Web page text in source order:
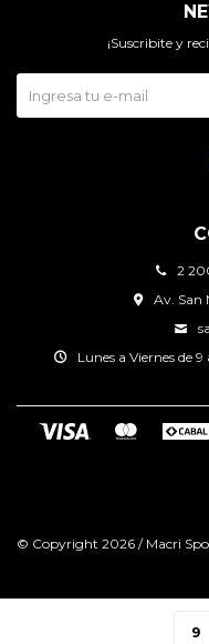
9
2
Av. San
Lunes a Viernes de 9
¡Suscribite y
© Copyright 2026 / Macri